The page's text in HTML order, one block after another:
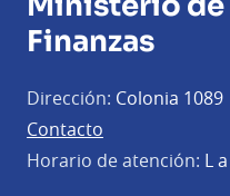
Finanzas
Dirección: Colonia 1089
Contacto
Horario de atención: L